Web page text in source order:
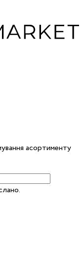
асортименту